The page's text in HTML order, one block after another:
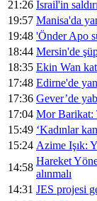
21:26 İsrail'in
19:57 Manisa'da
19:48 'Önder Apo
18:44 Mersin'de
18:35 Ekin Wan
17:48 Edirne'de
17:36 Gever’de
17:04 Mor Barikat:
15:49 ‘Kadınlar
15:24 Azime Işık:
14:58
Hareket
alınmalı
14:31 JES projesi